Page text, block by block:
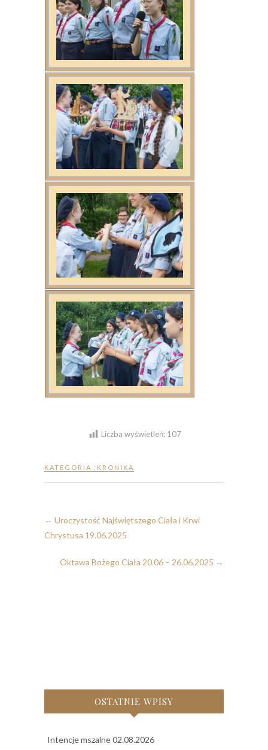
Liczba wyświetleń: 107
KATEGORIA : KRONIKA
← Uroczystość Najświętszego Ciała i Krwi
Chrystusa 19.06.2025
Oktawa Bożego Ciała 20.06 – 26.06.2025 →
OSTATNIE WPISY
Intencje mszalne 02.08.2026